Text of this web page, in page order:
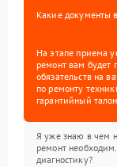
Какие документы
На этапе приема
ремонт вам будет
обязательств на
по ремонту
гарантийный
Я уже знаю в чем
ремонт
диагностику?